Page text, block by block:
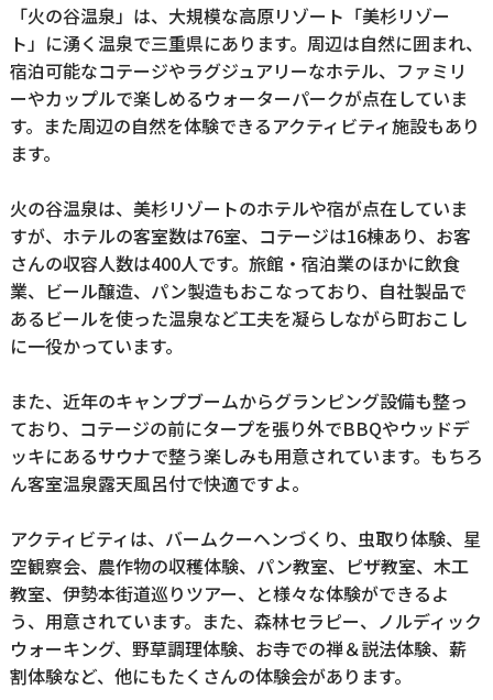
「火の谷温泉」は、大規模な高原リゾート「美杉リゾー
ト」に湧く温泉で三重県にあります。周辺は自然に囲まれ、
宿泊可能なコテージやラグジュアリーなホテル、ファミリ
ーやカップルで楽しめるウォーターパークが点在していま
す。また周辺の自然を体験できるアクティビティ施設もあり
ます。
火の谷温泉は、美杉リゾートのホテルや宿が点在していま
すが、ホテルの客室数は76室、コテージは16棟あり、お客
さんの収容人数は400人です。旅館・宿泊業のほかに飲食
業、ビール醸造、パン製造もおこなっており、自社製品で
あるビールを使った温泉など工夫を凝らしながら町おこし
に一役かっています。
また、近年のキャンプブームからグランピング設備も整っ
ており、コテージの前にタープを張り外でBBQやウッドデ
ッキにあるサウナで整う楽しみも用意されています。もちろ
ん客室温泉露天風呂付で快適ですよ。
アクティビティは、バームクーヘンづくり、虫取り体験、星
空観察会、農作物の収穫体験、パン教室、ピザ教室、木工
教室、伊勢本街道巡りツアー、と様々な体験ができるよ
う、用意されています。また、森林セラピー、ノルディック
ウォーキング、野草調理体験、お寺での禅＆説法体験、薪
割体験など、他にもたくさんの体験会があります。